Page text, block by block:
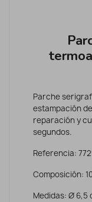
Parche
estampación
reparación y
segundos.
Referencia:
Composición:
Medidas: Ø 6,5